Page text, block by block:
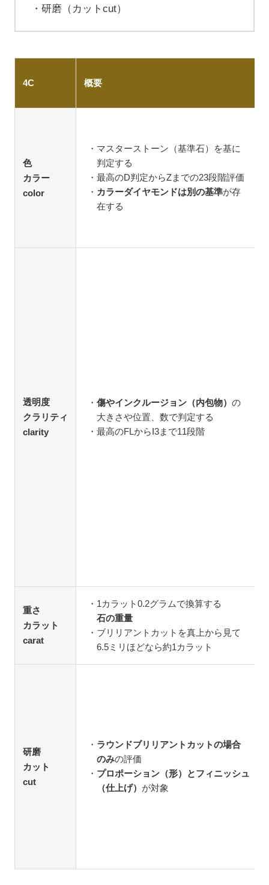
研磨（カットcut）
4C 概要
色
カラー
color
マスターストーン（基準石）を基に
判定する
最高のD判定からZまでの23段階評価
カラーダイヤモンドは別の基準が存
在する
透明度
クラリティ
clarity
傷やインクルージョン（内包物）の
大きさや位置、数で判定する
最高のFLからI3まで11段階
重さ
カラット
carat
1カラット0.2グラムで換算する
石の重量
ブリリアントカットを真上から見て
6.5ミリほどなら約1カラット
研磨
カット
cut
ラウンドブリリアントカットの場合
のみの評価
プロポーション（形）とフィニッシュ
（仕上げ） が対象